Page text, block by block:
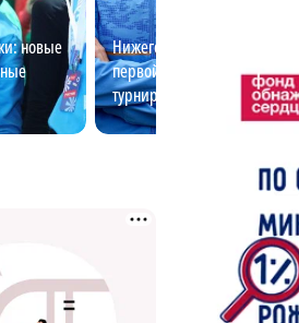
новые
Нижегородская бегунья стала
первой на международном
турнире